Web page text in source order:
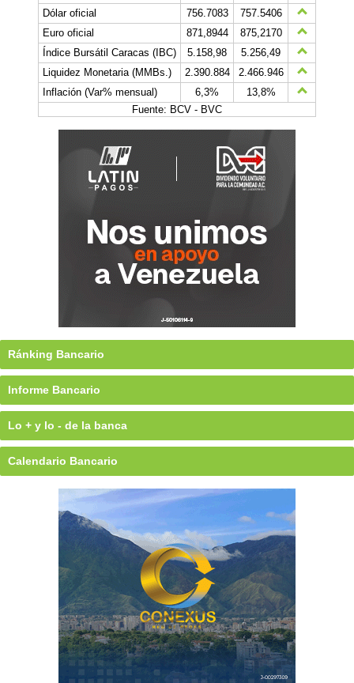
Dólar oficial
756.7083
757.5406
Euro oficial
871,8944
875,2170
Índice Bursátil Caracas (IBC)
5.158,98
5.256,49
Liquidez Monetaria (MMBs.)
2.390.884
2.466.946
Inflación (Var% mensual)
6,3%
13,8%
Fuente: BCV - BVC
Ránking Bancario
Informe Bancario
Lo + y lo - de la banca
Calendario Bancario